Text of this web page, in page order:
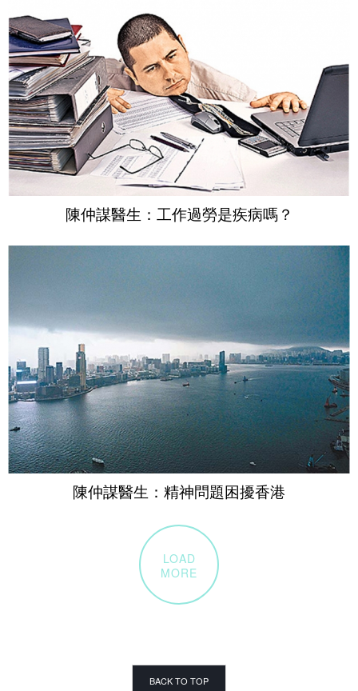
陳仲謀醫生：工作過勞是疾病嗎？
陳仲謀醫生：精神問題困擾香港
LOAD
MORE
BACK TO TOP